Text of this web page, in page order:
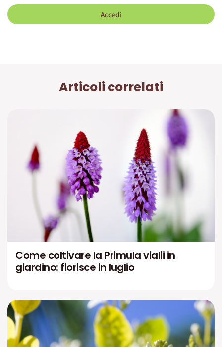
Accedi
Articoli correlati
Come coltivare la Primula vialii in
giardino: fiorisce in luglio